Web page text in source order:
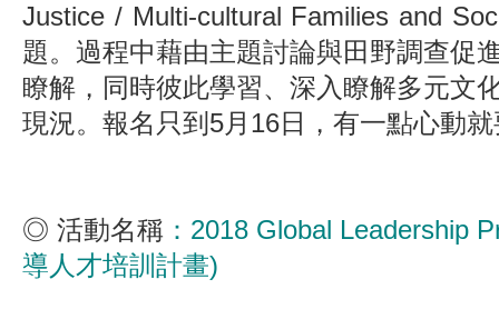
Justice / Multi-cultural Families and
題。過程中藉由主題討論與田野調查促
瞭解，同時彼此學習、深入瞭解多元文
現況。報名只到5月16日，有一點心動
◎ 活動名稱 ：2018 Global Leadership
導人才培訓計畫)